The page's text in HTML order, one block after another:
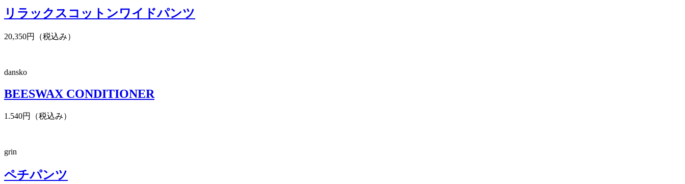
リラックスコットンワイドパンツ
20,350円（税込み）
dansko
BEESWAX CONDITIONER
1.540円（税込み）
grin
ペチパンツ